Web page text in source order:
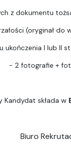
z dokumentu
(oryginał
ukończenia I lub II
- 2 fotografie +
Kandydat składa w
Biuro